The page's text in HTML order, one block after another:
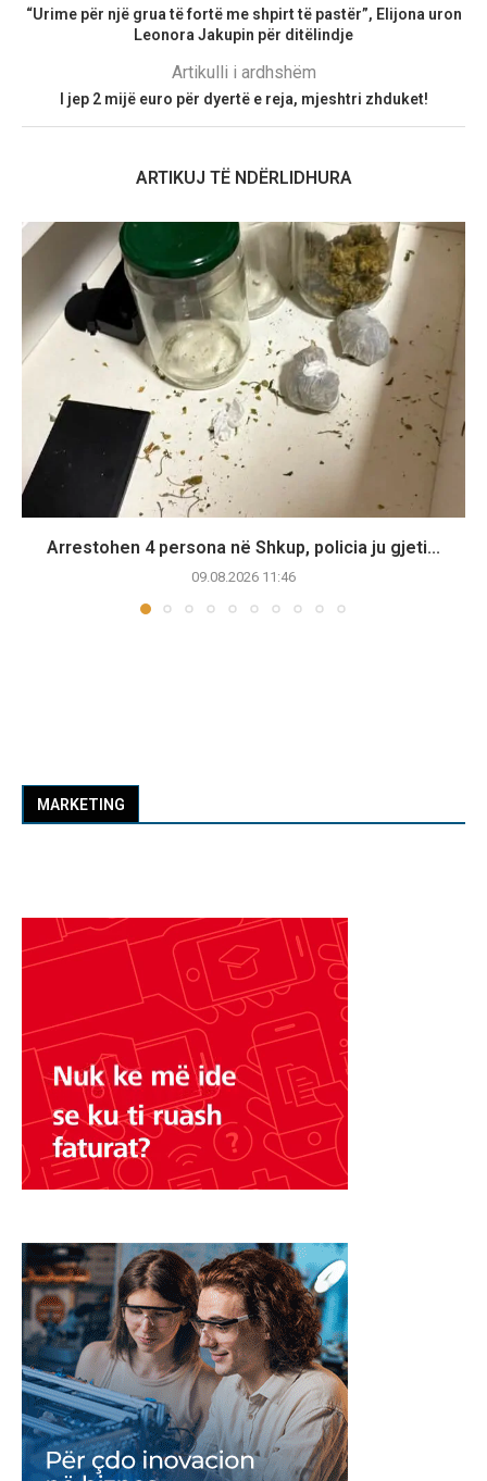
“Urime për një grua të fortë me shpirt të pastër”, Elijona uron
Leonora Jakupin për ditëlindje
Artikulli i ardhshëm
I jep 2 mijë euro për dyertë e reja, mjeshtri zhduket!
ARTIKUJ TË NDËRLIDHURA
Arrestohen 4 persona në Shkup, policia ju gjeti...
09.08.2026 11:46
MARKETING